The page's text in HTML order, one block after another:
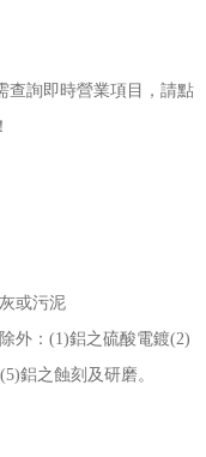
查詢即時營業項目，請點
或污泥
外：(1)鋁之硫酸電鍍(2)
鋁之蝕刻及研磨。